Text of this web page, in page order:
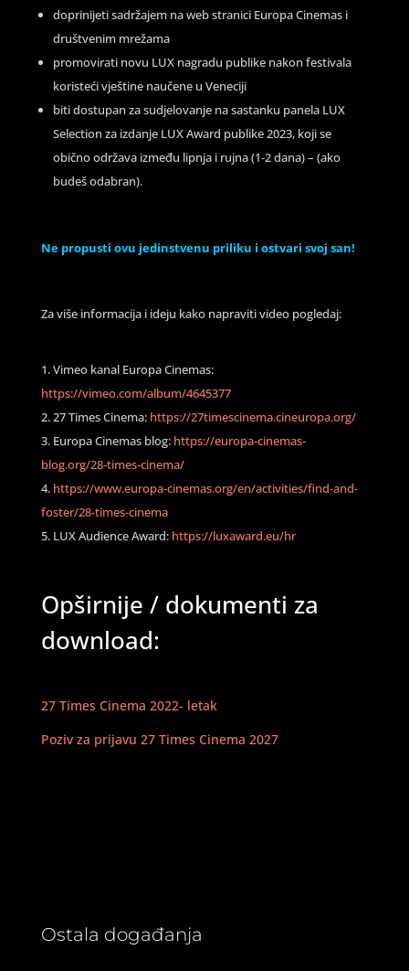
doprinijeti sadržajem na web stranici Europa Cinemas i
društvenim mrežama
promovirati novu LUX nagradu publike nakon festivala
koristeći vještine naučene u Veneciji
biti dostupan za sudjelovanje na sastanku panela LUX
Selection za izdanje LUX Award publike 2023, koji se
obično održava između lipnja i rujna (1-2 dana) – (ako
budeš odabran).
Ne propusti ovu jedinstvenu priliku i ostvari svoj san!
Za više informacija i ideju kako napraviti video pogledaj:
Vimeo kanal Europa Cinemas:
https://vimeo.com/album/4645377
27 Times Cinema: https://27timescinema.cineuropa.org/
Europa Cinemas blog: https://europa-cinemas-
blog.org/28-times-cinema/
https://www.europa-cinemas.org/en/activities/find-and-
foster/28-times-cinema
LUX Audience Award: https://luxaward.eu/hr
Opširnije / dokumenti za
download:
27 Times Cinema 2022- letak
Poziv za prijavu 27 Times Cinema 2027
Ostala događanja